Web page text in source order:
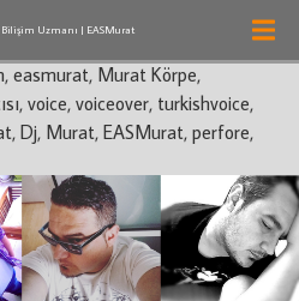
easmurat, Murat Körpe,
voice, voiceover, turkishvoice,
Dj, Murat, EASMurat, perfore,
Bilişim Uzmanı | EASMurat